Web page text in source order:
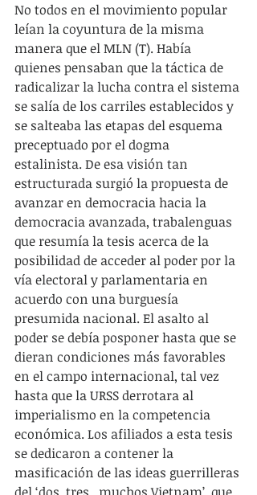
No todos en el movimiento popular
leían la coyuntura de la misma
manera que el MLN (T). Había
quienes pensaban que la táctica de
radicalizar la lucha contra el sistema
se salía de los carriles establecidos y
se salteaba las etapas del esquema
preceptuado por el dogma
estalinista. De esa visión tan
estructurada surgió la propuesta de
avanzar en democracia hacia la
democracia avanzada, trabalenguas
que resumía la tesis acerca de la
posibilidad de acceder al poder por la
vía electoral y parlamentaria en
acuerdo con una burguesía
presumida nacional. El asalto al
poder se debía posponer hasta que se
dieran condiciones más favorables
en el campo internacional, tal vez
hasta que la URSS derrotara al
imperialismo en la competencia
económica. Los afiliados a esta tesis
se dedicaron a contener la
masificación de las ideas guerrilleras